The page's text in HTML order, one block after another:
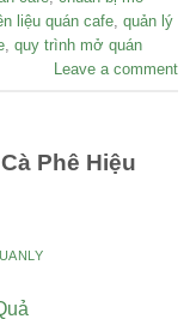
liệu quán cafe, quản lý
, quy trình mở quán
Leave a comment
Phê Hiệu